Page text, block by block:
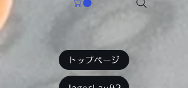
トップページ